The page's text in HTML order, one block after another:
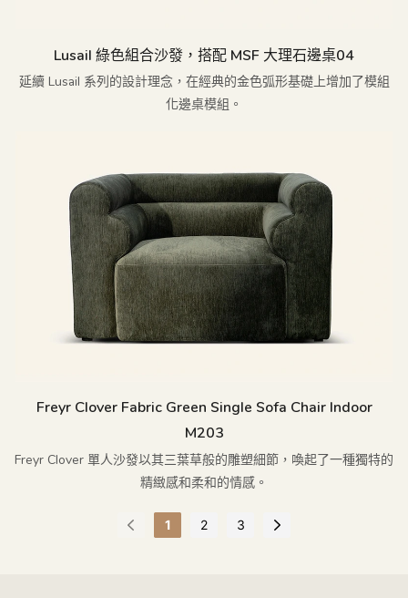
Lusail 綠色組合沙發，搭配 MSF 大理石邊桌04
延續 Lusail 系列的設計理念，在經典的金色弧形基礎上增加了模組
化邊桌模組。
Freyr Clover Fabric Green Single Sofa Chair Indoor
M203
Freyr Clover 單人沙發以其三葉草般的雕塑細節，喚起了一種獨特的
精緻感和柔和的情感。
1 2 3